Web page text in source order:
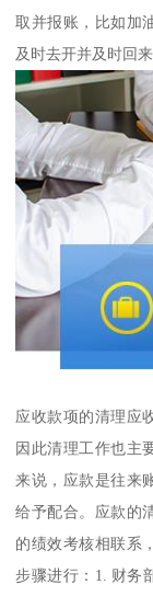
取并报账，比如加
及时去开并及时回来
应收款项的清理应
因此清理工作也主
来说，应款是往来
给予配合。应款的
的绩效考核相联系
步骤进行：1. 财务